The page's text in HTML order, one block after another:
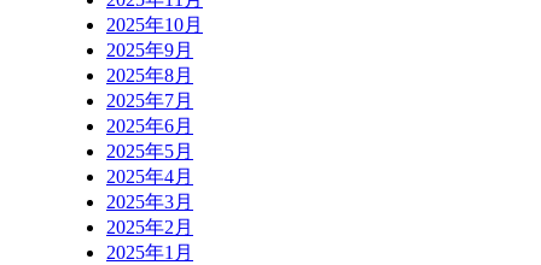
2025年10月
2025年9月
2025年8月
2025年7月
2025年6月
2025年5月
2025年4月
2025年3月
2025年2月
2025年1月